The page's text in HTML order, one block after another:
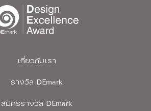
เกี่ยวกับเรา
รางวัล DEmark
สมัครรางวัล DEmark